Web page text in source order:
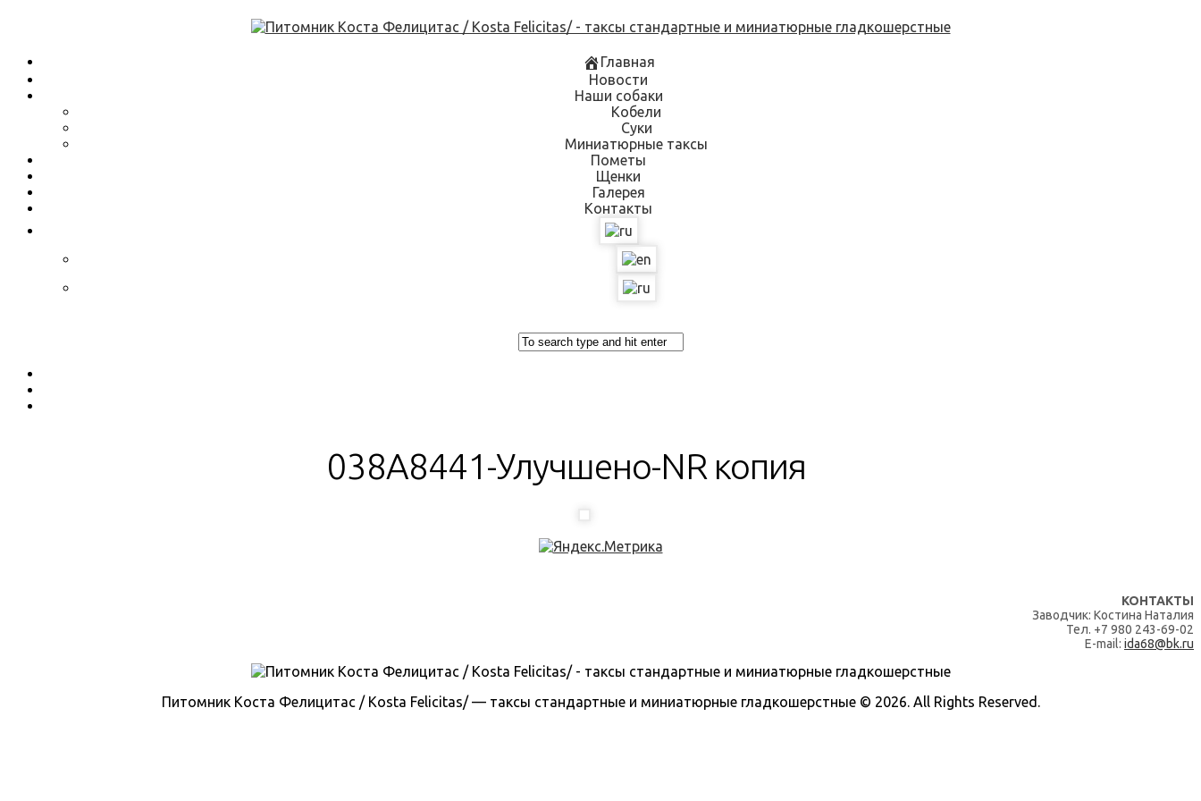
Skip
to
content
Главная
Новости
Наши собаки
Кобели
Суки
Миниатюрные таксы
Пометы
Щенки
Галерея
Контакты
038A8441-Улучшено-NR копия
КОНТАКТЫ
Заводчик: Костина Наталия
Тел. +7 980 243-69-02
E-mail: ida68@bk.ru
Питомник Коста Фелицитас / Kosta Felicitas/ — таксы стандартные и миниатюрные гладкошерстные © 2026. All Rights Reserved.